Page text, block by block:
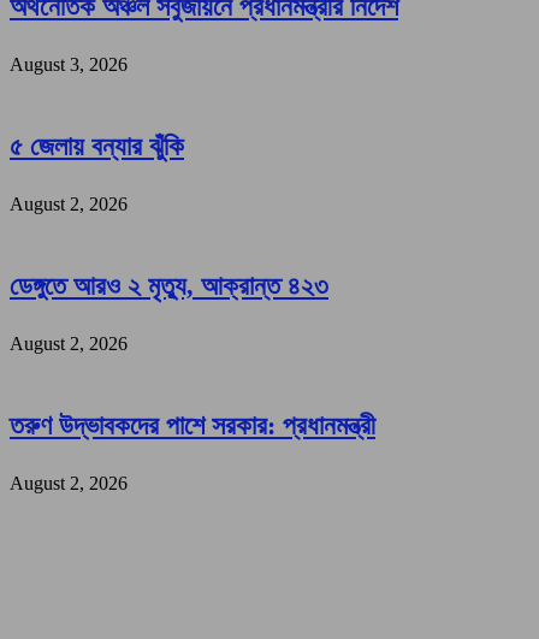
অর্থনৈতিক অঞ্চল সবুজায়নে প্রধানমন্ত্রীর নির্দেশ
August 3, 2026
৫ জেলায় বন্যার ঝুঁকি
August 2, 2026
ডেঙ্গুতে আরও ২ মৃত্যু, আক্রান্ত ৪২৩
August 2, 2026
তরুণ উদ্ভাবকদের পাশে সরকার: প্রধানমন্ত্রী
August 2, 2026